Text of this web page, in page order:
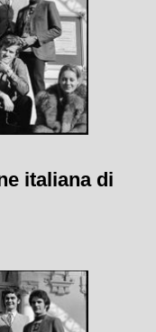
italiana di